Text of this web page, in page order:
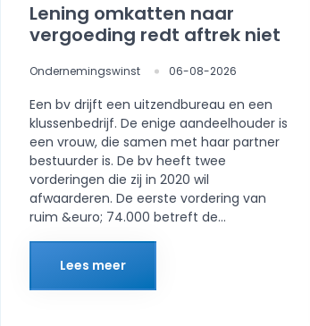
Lening omkatten naar
vergoeding redt aftrek niet
Ondernemingswinst 06-08-2026
Een bv drijft een uitzendbureau en een
klussenbedrijf. De enige aandeelhouder is
een vrouw, die samen met haar partner
bestuurder is. De bv heeft twee
vorderingen die zij in 2020 wil
afwaarderen. De eerste vordering van
ruim &euro; 74.000 betreft de...
Lees meer